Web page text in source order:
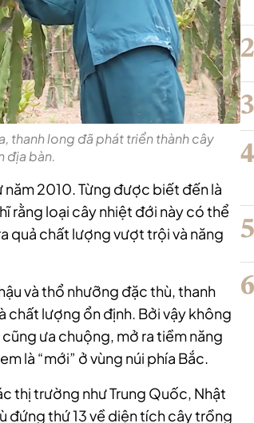
thanh long đã phát triển thành cây
địa bàn.
2010. Từng được biết đến là
rằng loại cây nhiệt đới này có thể
quả chất lượng vượt trội và năng
và thổ nhưỡng đặc thù, thanh
chất lượng ổn định. Bởi vậy không
ưa chuộng, mở ra tiềm năng
là “mới” ở vùng núi phía Bắc.
thị trường như Trung Quốc, Nhật
đứng thứ 13 về diện tích cây trồng
2
3
4
5
6